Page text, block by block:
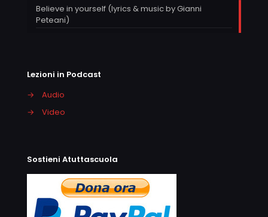
Believe in yourself (lyrics & music by Gianni
Peteani)
Lezioni in Podcast
→
Audio
→
Video
Sostieni Atuttascuola